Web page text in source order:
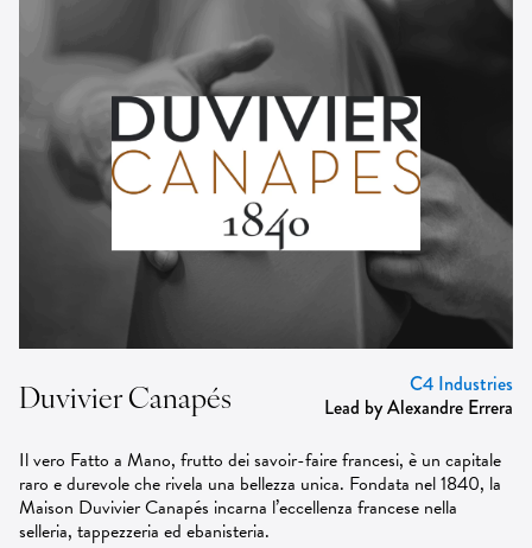
Duvivier Canapés
C4 Industries
Lead by Alexandre Errera
Il vero Fatto a Mano, frutto dei savoir-faire francesi, è un capitale
raro e durevole che rivela una bellezza unica. Fondata nel 1840, la
Maison Duvivier Canapés incarna l’eccellenza francese nella
selleria, tappezzeria ed ebanisteria.